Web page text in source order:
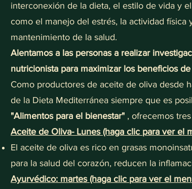
interconexión de la dieta, el estilo de vida y
como el manejo del estrés, la actividad
mantenimiento de la salud.
Alentamos a las personas a realizar
nutricionista para maximizar los beneficios
Como productores de aceite de oliva desde
de la Dieta Mediterránea siempre que es
"Alimentos para el bienestar" , ofrecemos
Aceite de Oliva- Lunes (haga clic para ver el
El aceite de oliva es rico en grasas
para la salud del corazón, reducen la
Ayurvédico: martes (haga clic para ver el